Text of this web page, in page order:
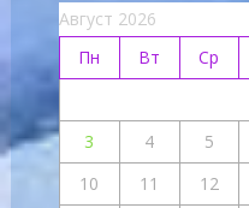
Август 2026
Пн
Вт Ср
3
4 5
10
11 12